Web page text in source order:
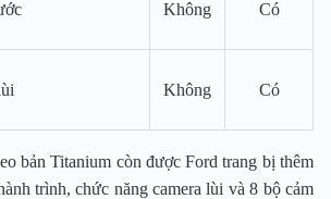
Không Có
Không Có
bản Titanium còn được Ford trang bị thêm
trình, chức năng camera lùi và 8 bộ cảm